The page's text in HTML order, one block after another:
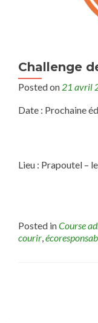
Challenge
Posted on 21 avril
Date : Prochaine
Lieu : Prapoutel –
Posted inCourse
courir,